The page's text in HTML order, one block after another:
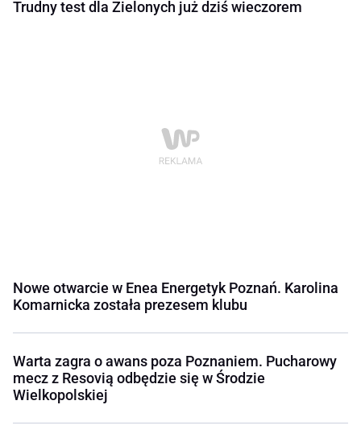
Trudny test dla Zielonych już dziś wieczorem
Nowe otwarcie w Enea Energetyk Poznań. Karolina
Komarnicka została prezesem klubu
Warta zagra o awans poza Poznaniem. Pucharowy
mecz z Resovią odbędzie się w Środzie
Wielkopolskiej